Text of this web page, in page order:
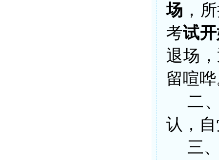
场 ，
考试
退场
留喧
二
认，
三